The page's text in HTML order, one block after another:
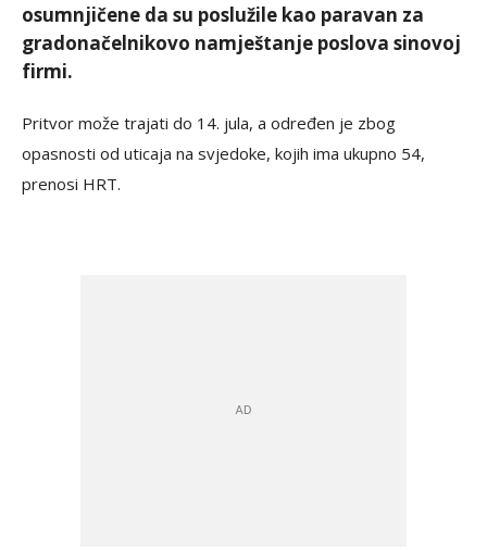
osumnjičene da su poslužile kao paravan za
gradonačelnikovo namještanje poslova sinovoj
firmi.
Pritvor može trajati do 14. jula, a određen je zbog
opasnosti od uticaja na svjedoke, kojih ima ukupno 54,
prenosi HRT.